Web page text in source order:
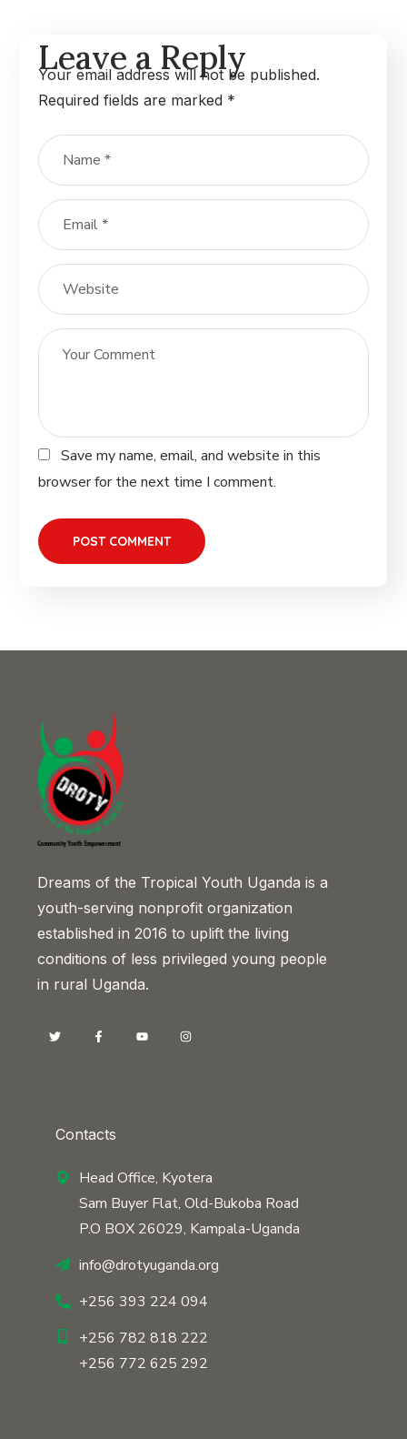
Leave a Reply
Your email address will not be published.
Required fields are marked *
Save my name, email, and website in this
browser for the next time I comment.
Dreams of the Tropical Youth Uganda is a
youth-serving nonprofit organization
established in 2016 to uplift the living
conditions of less privileged young people
in rural Uganda.
Contacts
Head Office, Kyotera
Sam Buyer Flat, Old-Bukoba Road
P.O BOX 26029, Kampala-Uganda
info@drotyuganda.org
+256 393 224 094
+256 782 818 222
+256 772 625 292